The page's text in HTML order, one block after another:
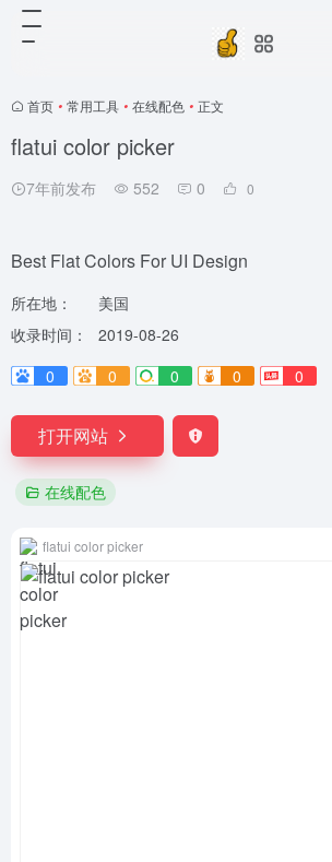
首页 • 常用工具 • 在线配色 • 正文
flatui color picker
7年前发布 552 0 0
Best Flat Colors For UI Design
所在地：
美国
收录时间：
2019-08-26
0
0 0 0 0
打开网站
在线配色
flatui color picker